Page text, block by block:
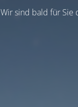
Wir sind bald für Sie